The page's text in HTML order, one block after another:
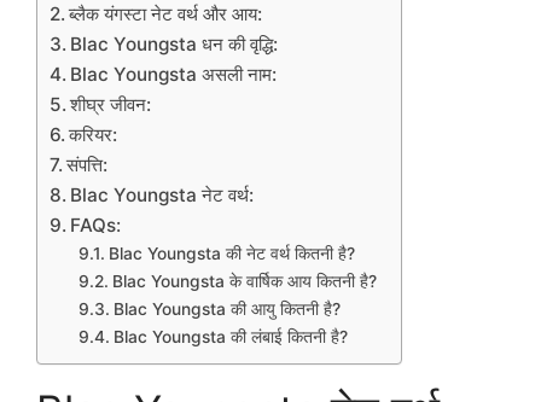
ब्लैक यंगस्टा नेट वर्थ और आय:
Blac Youngsta धन की वृद्धि:
Blac Youngsta असली नाम:
शीघ्र जीवन:
करियर:
संपत्ति:
Blac Youngsta नेट वर्थ:
FAQs:
Blac Youngsta की नेट वर्थ कितनी है?
Blac Youngsta के वार्षिक आय कितनी है?
Blac Youngsta की आयु कितनी है?
Blac Youngsta की लंबाई कितनी है?